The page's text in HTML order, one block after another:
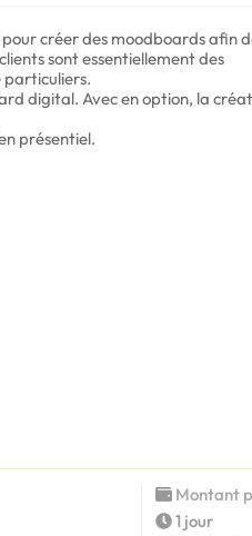
créer des moodboards afin
sont essentiellement des
particuliers.
digital. Avec en option, la
présentiel.
Montant
1 jour